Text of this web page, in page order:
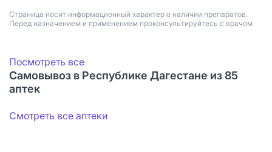
Страница носит информационный характер о наличии препаратов.
Перед назначением и применением проконсультируйтесь с врачом
Посмотреть все
Самовывоз в Республике Дагестане из 85
аптек
Смотреть все аптеки